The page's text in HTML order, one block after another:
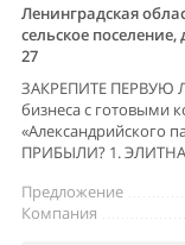
Ленинградская
сельское
27
ЗАКРЕПИТЕ ПЕРВУЮ
бизнеса с готовыми
«Александрийского
ПРИБЫЛИ? 1.
Предложение
Компания